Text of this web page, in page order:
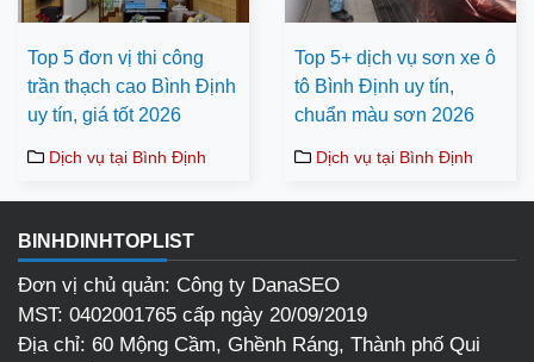
Top 5 đơn vị thi công
trần thạch cao Bình Định
uy tín, giá tốt 2026
Dịch vụ tại Bình Định
Top 5+ dịch vụ sơn xe ô
tô Bình Định uy tín,
chuẩn màu sơn 2026
Dịch vụ tại Bình Định
BINHDINHTOPLIST
Đơn vị chủ quản: Công ty DanaSEO
MST: 0402001765 cấp ngày 20/09/2019
Địa chỉ: 60 Mộng Cầm, Ghềnh Ráng, Thành phố Qui